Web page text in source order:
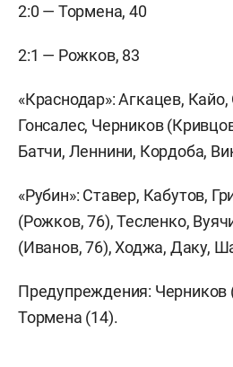
2:0 — Тормена, 40
2:1 — Рожков, 83
«Краснодар»: Агкацев,
Гонсалес, Черников
Батчи, Леннини, Кордоба,
«Рубин»: Ставер, Кабутов,
(Рожков, 76), Тесленко,
(Иванов, 76), Ходжа, Даку,
Предупреждения: Черников
Тормена (14).